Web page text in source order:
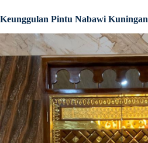
Keunggulan Pintu Nabawi Kuningan